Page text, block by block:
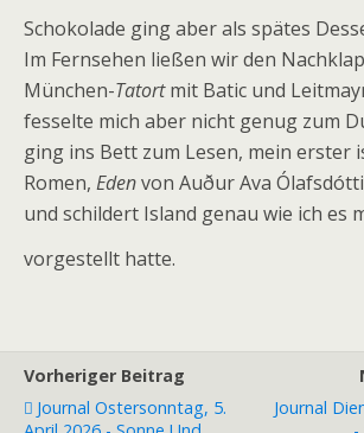
Schokolade ging aber als spätes
Im Fernsehen ließen wir den
München-Tatortmit Batic und
fesselte mich aber nicht genug zum
ging ins Bett zum Lesen, mein erster
Romen, Edenvon Auður Ava
und schildert Island genau wie ich es
vorgestellt hatte.
Vorheriger Beitrag
Journal Ostersonntag, 5.
Journal